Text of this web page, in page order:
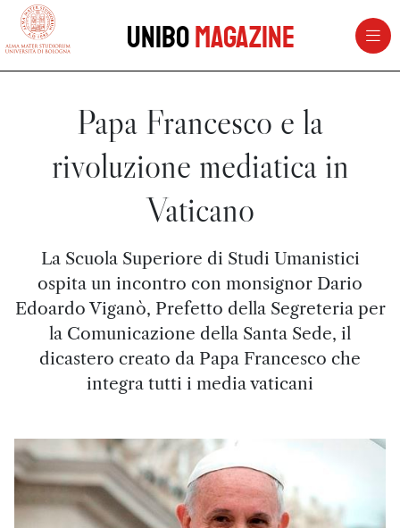
vai al contenuto della pagina
UniboMagazine
Papa Francesco e la
rivoluzione mediatica in
Vaticano
La Scuola Superiore di Studi Umanistici
ospita un incontro con monsignor Dario
Edoardo Viganò, Prefetto della Segreteria per
la Comunicazione della Santa Sede, il
dicastero creato da Papa Francesco che
integra tutti i media vaticani